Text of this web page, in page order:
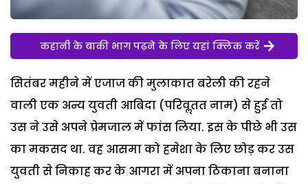
कहानी के बाकी भाग पढ़ने के लिए यहां क्लिक करें
सितंबर महीने में एजाज की मुलाकात बरेली की रहने
वाली एक अन्य युवती आबिदा (परिवॢतत नाम) से हुई तो
उस ने उसे अपने प्रेमजाल में फांस लिया. इस के पीछे भी उस
का मकसद था. वह आसमा को हमेशा के लिए छोड़ कर उस
युवती से निकाह कर के आगरा में अपना ठिकाना बनाना